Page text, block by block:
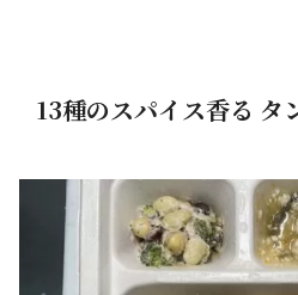
13種のスパイス香る タ